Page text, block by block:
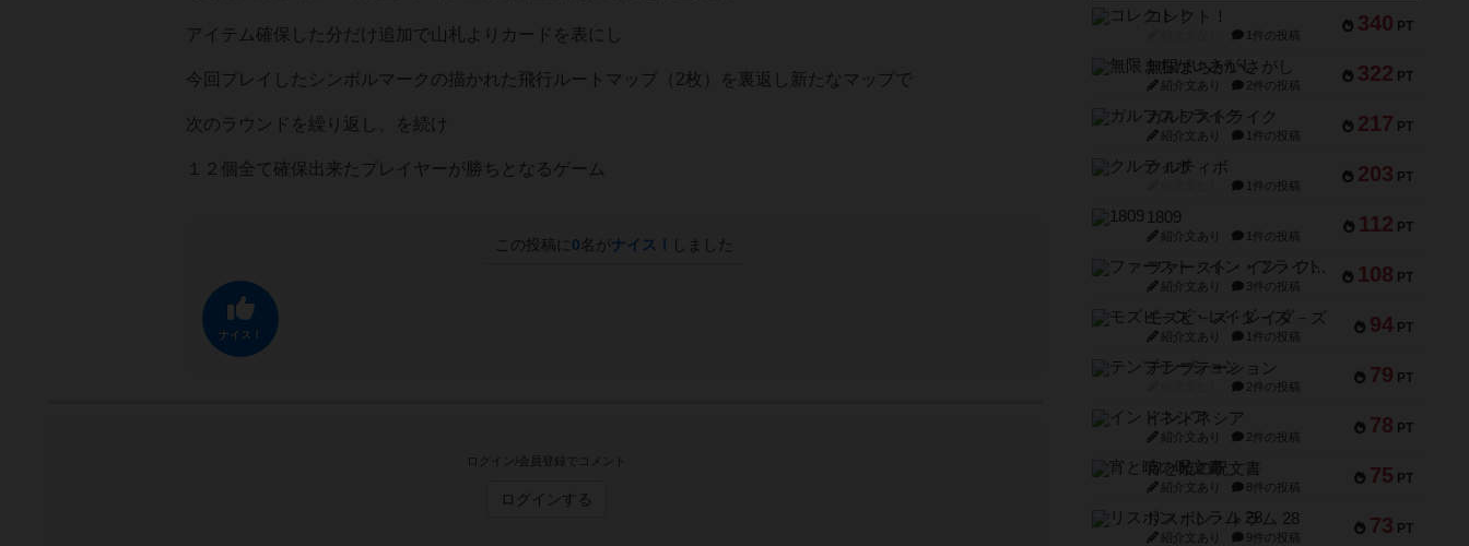
アイテム確保した分だけ追加で山札よりカードを表にし
今回プレイしたシンボルマークの描かれた飛行ルートマップ（2枚）を裏返し新たなマップで
次のラウンドを繰り返し、を続け
１２個全て確保出来たプレイヤーが勝ちとなるゲーム
この投稿に 0名がナイス！ しました
ナイス！
ログイン/会員登録でコメント
ログインする
340 PT
コレクト！
1件の投稿
322 PT
無限まちがいさがし
紹介文あり 2件の投稿
217 PT
ガルフストライク
紹介文あり 1件の投稿
203 PT
クルティボ
1件の投稿
112 PT
1809
紹介文あり 1件の投稿
108 PT
ファースト・イン・フライト
紹介文あり 3件の投稿
94 PT
モズビ－ズ・レイダ－ズ
紹介文あり 1件の投稿
79 PT
テンプテーション
2件の投稿
78 PT
インドネシア
紹介文あり 2件の投稿
75 PT
宵と暁の呪文書
紹介文あり 8件の投稿
73 PT
リスボン・トラム 28
紹介文あり 9件の投稿